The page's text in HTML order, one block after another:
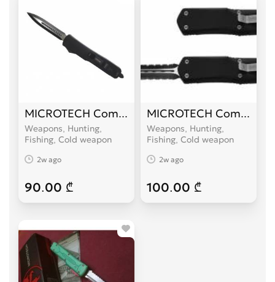
MICROTECH Combat Troodon
Weapons, Hunting,
Fishing, Cold weapon
2w ago
90.00 ₾
MICROTECH Combat
Weapons, Hunting,
Fishing, Cold weapon
2w ago
100.00 ₾